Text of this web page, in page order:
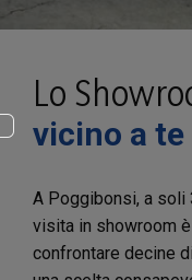
Lo
vicino a te
A Poggibonsi, a soli
visita in showroom
confrontare decine